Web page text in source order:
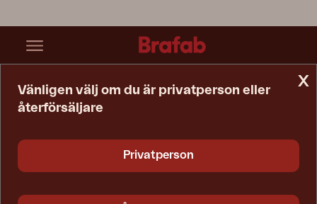
Utekök
x
Vänligen välj om du är privatperson eller
återförsäljare
Privatperson